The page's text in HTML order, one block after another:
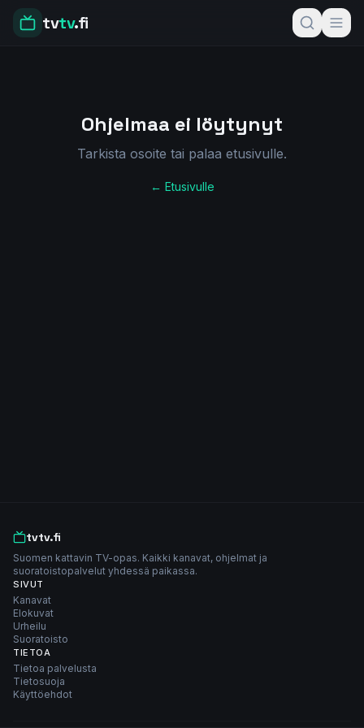
tvtv.fi
Ohjelmaa ei löytynyt
Tarkista osoite tai palaa etusivulle.
← Etusivulle
tvtv.fi
Suomen kattavin TV-opas. Kaikki kanavat, ohjelmat ja
suoratoistopalvelut yhdessä paikassa.
SIVUT
Kanavat
Elokuvat
Urheilu
Suoratoisto
TIETOA
Tietoa palvelusta
Tietosuoja
Käyttöehdot